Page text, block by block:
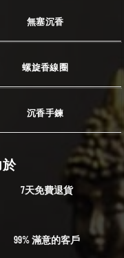
無塞沉香
螺旋香線圈
沉香手鍊
7天免費退貨
99% 滿意的客戶